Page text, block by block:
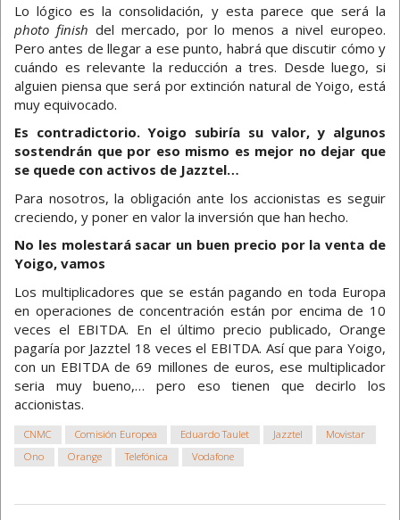
Lo lógico es la consolidación, y esta parece que será la
photo finish del mercado, por lo menos a nivel europeo.
Pero antes de llegar a ese punto, habrá que discutir cómo y
cuándo es relevante la reducción a tres. Desde luego, si
alguien piensa que será por extinción natural de Yoigo, está
muy equivocado.
Es contradictorio. Yoigo subiría su valor, y algunos
sostendrán que por eso mismo es mejor no dejar que
se quede con activos de Jazztel…
Para nosotros, la obligación ante los accionistas es seguir
creciendo, y poner en valor la inversión que han hecho.
No les molestará sacar un buen precio por la venta de
Yoigo, vamos
Los multiplicadores que se están pagando en toda Europa
en operaciones de concentración están por encima de 10
veces el EBITDA. En el último precio publicado, Orange
pagaría por Jazztel 18 veces el EBITDA. Así que para Yoigo,
con un EBITDA de 69 millones de euros, ese multiplicador
seria muy bueno,… pero eso tienen que decirlo los
accionistas.
CNMC Comisión Europea Eduardo Taulet Jazztel
Movistar
Ono
Orange Telefónica Vodafone